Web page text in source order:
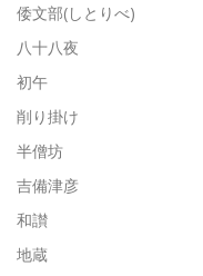
倭文部(しとりべ)
八十八夜
初午
削り掛け
半僧坊
吉備津彦
和讃
地蔵